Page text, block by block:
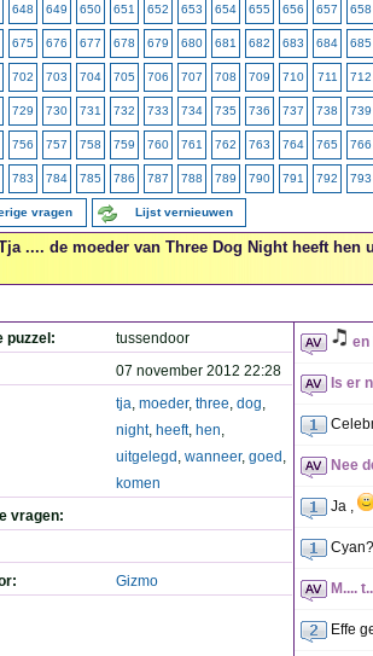
648 649 650 651 652 653 654 655 656 657 658
675 676 677 678 679 680 681 682 683 684 685
702 703 704 705 706 707 708 709 710 711 712
729 730 731 732 733 734 735 736 737 738 739
756 757 758 759 760 761 762 763 764 765 766
783 784 785 786 787 788 789 790 791 792 793
vragen Lijst vernieuwen
.... de moeder van Three Dog Night heeft
puzzel:
tussendoor
07 november 2012 22:28
tja, moeder, three, dog,
night, heeft, hen,
uitgelegd , wanneer, goed ,
komen
vragen:
Gizmo
en
Is er
Nee
Ja ,
Cyan?
M....
Effe